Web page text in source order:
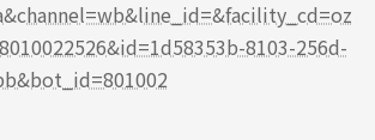
8103-256d-